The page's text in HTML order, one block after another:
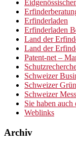
Erfinderladen
Erfinderladen
Land der
Land der
Patent-net –
Schweizer
Schweizer
Schweizer
Sie haben
Weblinks
Archiv